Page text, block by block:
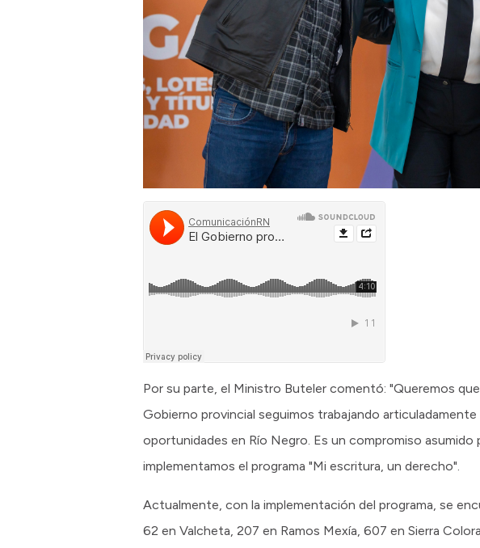
Por su parte, el Ministro Buteler comentó: "Queremos
Gobierno provincial seguimos trabajando
oportunidades en Río Negro. Es un compromiso asumido
implementamos el programa "Mi escritura, un derecho".
Actualmente, con la implementación del programa, se
62 en Valcheta, 207 en Ramos Mexía, 607 en Sierra